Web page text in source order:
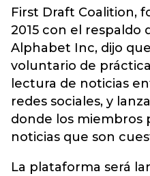
First Draft Coalition,
2015 con el respaldo
Alphabet Inc, dijo
voluntario de
lectura de noticias
redes sociales, y
donde los miembros
noticias que son
La plataforma será